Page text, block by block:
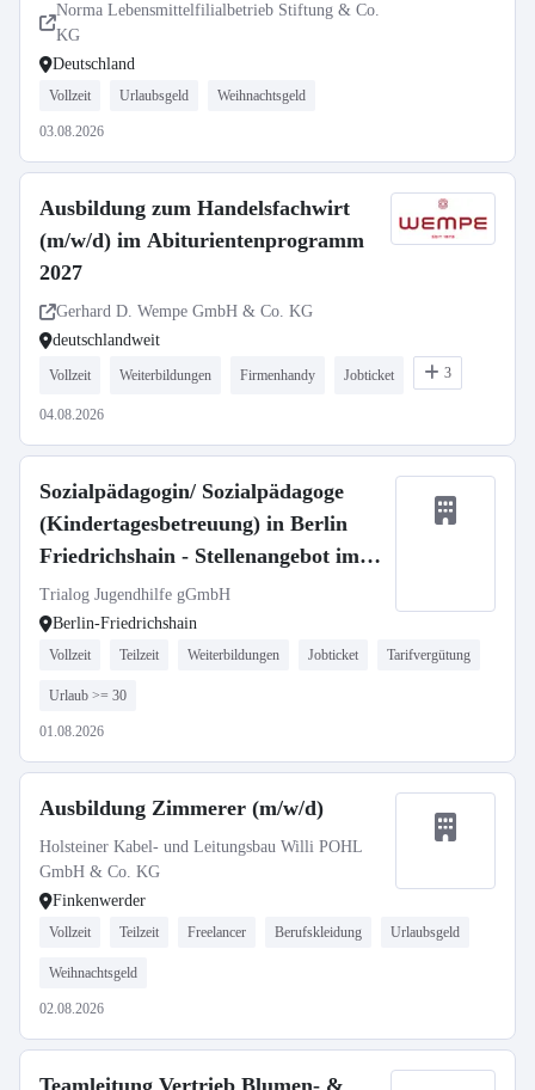
Norma Lebensmittelfilialbetrieb Stiftung & Co.
KG
Deutschland
Vollzeit Urlaubsgeld Weihnachtsgeld
03.08.2026
Ausbildung zum Handelsfachwirt
(m/w/d) im Abiturientenprogramm
2027
Gerhard D. Wempe GmbH & Co. KG
deutschlandweit
Vollzeit Weiterbildungen Firmenhandy Jobticket 3
04.08.2026
Sozialpädagogin/ Sozialpädagoge
(Kindertagesbetreuung) in Berlin
Friedrichshain - Stellenangebot im
Stellenmarkt Bildung
Trialog Jugendhilfe gGmbH
Berlin-Friedrichshain
Vollzeit Teilzeit Weiterbildungen Jobticket Tarifvergütung
Urlaub >= 30
01.08.2026
Ausbildung Zimmerer (m/w/d)
Holsteiner Kabel- und Leitungsbau Willi POHL
GmbH & Co. KG
Finkenwerder
Vollzeit Teilzeit Freelancer Berufskleidung Urlaubsgeld
Weihnachtsgeld
02.08.2026
Teamleitung Vertrieb Blumen- &